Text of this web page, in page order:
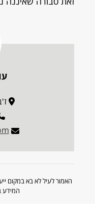
האמור לעיל לא בא במקום
המידע